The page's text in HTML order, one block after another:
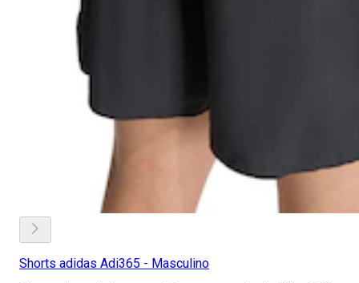
Shorts adidas Adi365 - Masculino